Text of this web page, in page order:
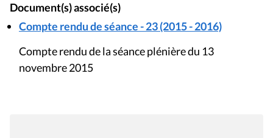
Document(s) associé(s)
Compte rendu de séance - 23 (2015 - 2016)
Compte rendu de la séance plénière du 13
novembre 2015